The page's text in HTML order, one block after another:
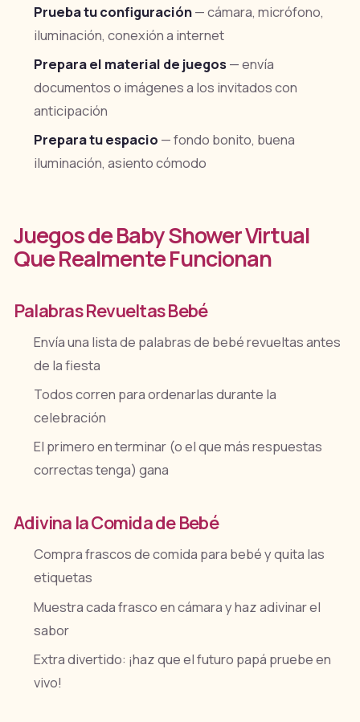
Prueba tu configuración— cámara, micrófono,
iluminación, conexión a internet
Prepara el material de juegos— envía
documentos o imágenes a los invitados con
anticipación
Prepara tu espacio — fondo bonito, buena
iluminación, asiento cómodo
Juegos de Baby Shower Virtual
Que Realmente Funcionan
Palabras Revueltas Bebé
Envía una lista de palabras de bebé revueltas antes
de la fiesta
Todos corren para ordenarlas durante la
celebración
El primero en terminar (o el que más respuestas
correctas tenga) gana
Adivina la Comida de Bebé
Compra frascos de comida para bebé y quita las
etiquetas
Muestra cada frasco en cámara y haz adivinar el
sabor
Extra divertido: ¡haz que el futuro papá pruebe en
vivo!